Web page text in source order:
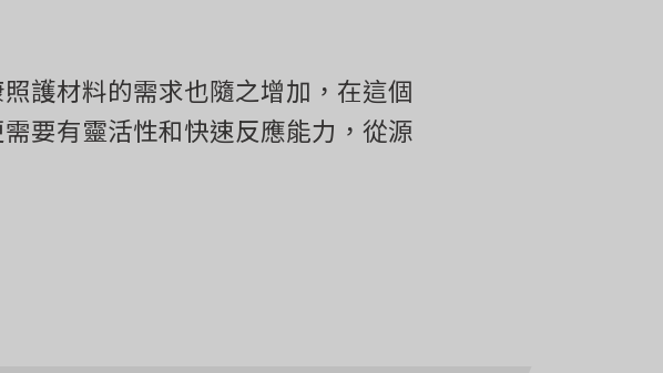
護材料的需求也隨之增加，在這個
要有靈活性和快速反應能力，從源